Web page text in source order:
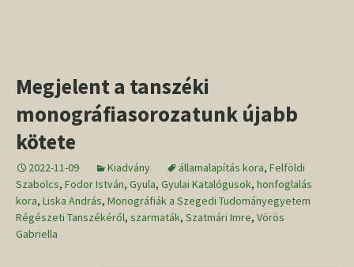
Megjelent a tanszéki
monográfiasorozatunk újabb
kötete
2022-11-09 Kiadvány államalapítás kora, Felföldi
Szabolcs, Fodor István, Gyula, Gyulai Katalógusok, honfoglalás
kora, Liska András, Monográfiák a Szegedi Tudományegyetem
Régészeti Tanszékéről, szarmaták, Szatmári Imre, Vörös
Gabriella